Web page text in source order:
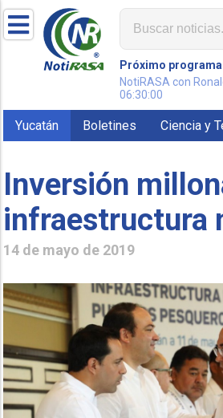
Próximo
NotiRASA con
06:30:00
Yucatán Boletines Ciencia y
Inversión
infraestructura
14 de mayo de 2019